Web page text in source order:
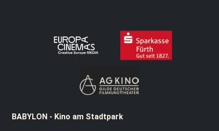
BABYLON - Kino am Stadtpark